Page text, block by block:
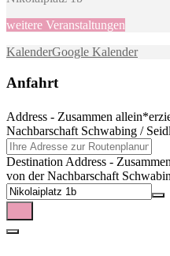
weitere Veranstaltungen
KalenderGoogle Kalender
Anfahrt
Address - Zusammen
Nachbarschaft Schwabing /
Destination Address -
von der Nachbarschaft